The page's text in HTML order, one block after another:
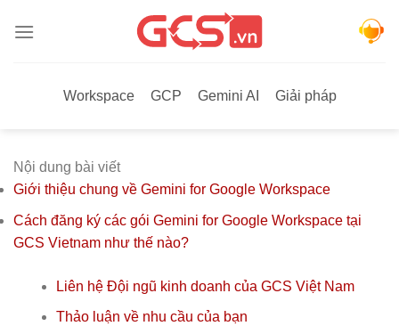
qua
Workspace
GCP Gemini AI Giải pháp
Nội dung bài viết
Giới thiệu chung về Gemini for Google Workspace
Cách đăng ký các gói Gemini for Google Workspace tại
GCS Vietnam như thế nào?
Liên hệ Đội ngũ kinh doanh của GCS Việt Nam
Thảo luận về nhu cầu của bạn